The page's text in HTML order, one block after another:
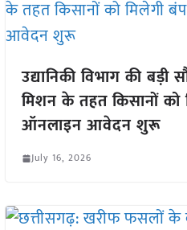
उद्यानिकी विभाग की बड़ी
मिशन के तहत किसानों को
ऑनलाइन आवेदन शुरू
July 16, 2026